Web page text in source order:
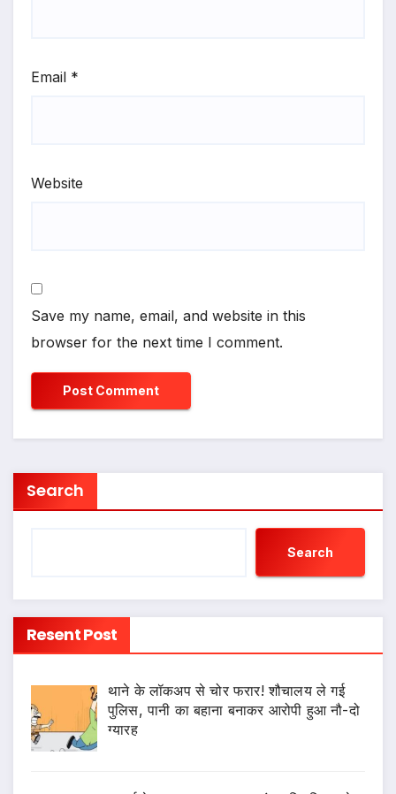
Email *
Website
Save my name, email, and website in this
browser for the next time I comment.
Search
Search
Resent Post
थाने के लॉकअप से चोर फरार! शौचालय ले गई
पुलिस, पानी का बहाना बनाकर आरोपी हुआ नौ-दो
ग्यारह